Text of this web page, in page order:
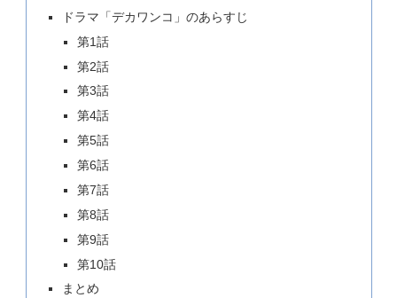
ドラマ「デカワンコ」のあらすじ
第1話
第2話
第3話
第4話
第5話
第6話
第7話
第8話
第9話
第10話
まとめ